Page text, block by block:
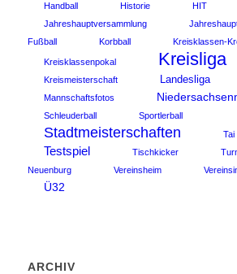
Handball
Historie
HIT
Jahreshauptversammlung
Fußball
Korbball Kreisklassen-
Kreisklassenpokal Kreisliga
Kreismeisterschaft Landesliga
Mannschaftsfotos
Schleuderball Sportlerball
Stadtmeisterschaften Tai
Testspiel Tischkicker
Neuenburg
Vereinsheim
Ü32
ARCHIV